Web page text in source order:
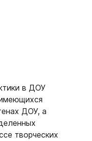
в ДОУ
ДОУ, а
творческих